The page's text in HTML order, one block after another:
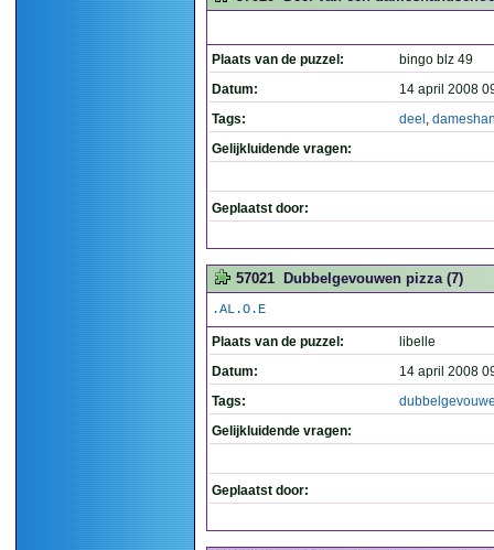
Plaats van de puzzel:
bingo blz 49
Datum:
14 april 2008
Tags:
deel ,
Gelijkluidende vragen:
Geplaatst door:
57021 Dubbelgevouwen pizza (7)
.AL.O.E
Plaats van de puzzel:
libelle
Datum:
14 april 2008
Tags:
Gelijkluidende vragen:
Geplaatst door: